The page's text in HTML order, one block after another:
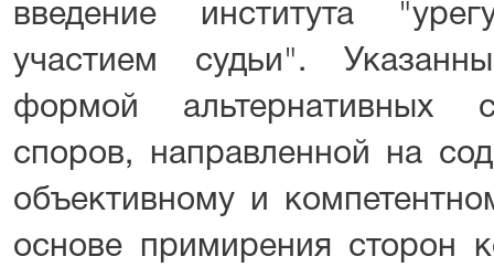
введение института
участием судьи".
формой альтернативных
споров, направленной на
объективному и
основе примирения сторон